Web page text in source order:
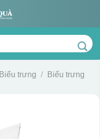
Biểu trưng /
Biểu trưng